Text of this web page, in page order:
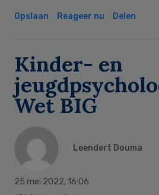
Opslaan Reageer nu Delen
Kinder- en
Wet BIG
Leendert Douma
25 mei 2022, 16:06